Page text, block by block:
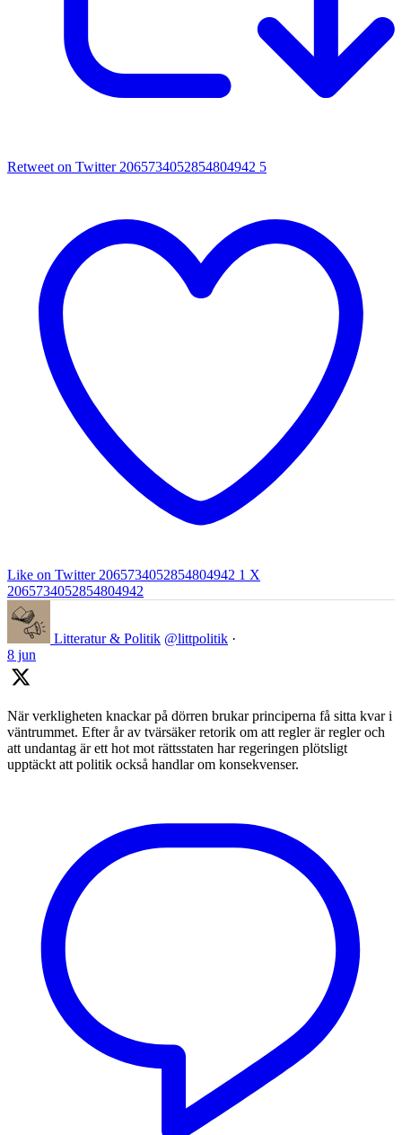
Retweet on Twitter 2065734052854804942 5
Like on Twitter 2065734052854804942 1 X
2065734052854804942
Litteratur & Politik @littpolitik ·
8 jun
När verkligheten knackar på dörren brukar principerna få sitta kvar i
väntrummet. Efter år av tvärsäker retorik om att regler är regler och
att undantag är ett hot mot rättsstaten har regeringen plötsligt
upptäckt att politik också handlar om konsekvenser.